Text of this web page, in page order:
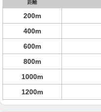
距離
200m
400m
600m
800m
1000m
1200m